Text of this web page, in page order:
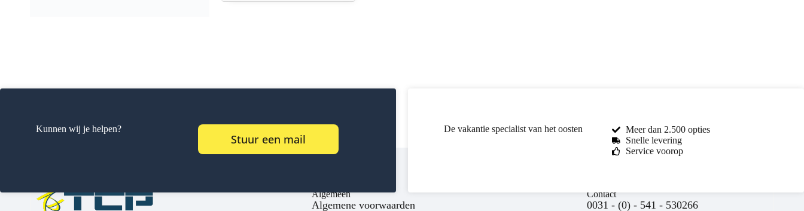
Kunnen wij je helpen?
Stuur een mail
De vakantie specialist van het oosten
Meer dan 2.500 opties
Snelle levering
Service voorop
Algemeen
Algemene voorwaarden
Contact
0031 - (0) - 541 - 530266